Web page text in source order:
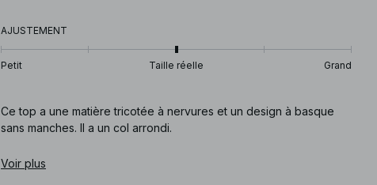
AJUSTEMENT
Petit Taille réelle Grand
Ce top a une matière tricotée à nervures et un design à basque
sans manches. Il a un col arrondi.
Code article
Voir plus